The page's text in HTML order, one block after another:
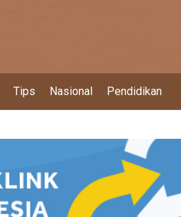
Tips Nasional Pendidikan